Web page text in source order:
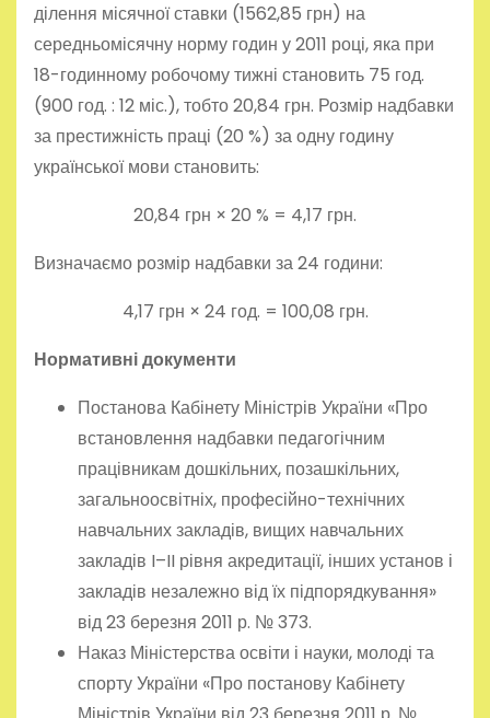
ділення місячної ставки (1562,85 грн) на
середньомісячну норму годин у 2011 році, яка при
18-годинному робочому тижні становить 75 год.
(900 год. : 12 міс.), тобто 20,84 грн. Розмір надбавки
за престижність праці (20 %) за одну годину
української мови становить:
20,84 грн × 20 % = 4,17 грн.
Визначаємо розмір надбавки за 24 години:
4,17 грн × 24 год. = 100,08 грн.
Нормативні документи
Постанова Кабінету Міністрів України «Про
встановлення надбавки педагогічним
працівникам дошкільних, позашкільних,
загальноосвітніх, професійно-технічних
навчальних закладів, вищих навчальних
закладів I–II рівня акредитації, інших установ і
закладів незалежно від їх підпорядкування»
від 23 березня 2011 р. № 373.
Наказ Міністерства освіти і науки, молоді та
спорту України «Про постанову Кабінету